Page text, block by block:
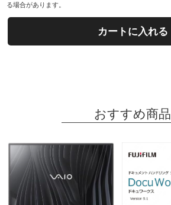
る場合があります。
カートに入れる
おすすめ商品